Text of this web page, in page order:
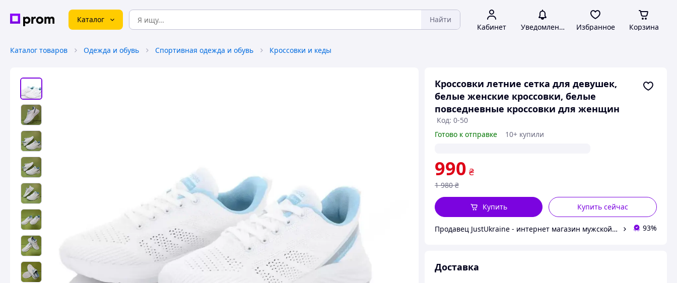
Каталог Найти
Кабинет Уведомления Избранное Корзина
Каталог товаров Одежда и обувь Спортивная одежда и обувь Кроссовки и кеды
Кроссовки летние сетка для девушек,
белые женские кроссовки, белые
повседневные кроссовки для женщин
Код: 0-50
Готово к отправке
10+ купили
990 ₴
1 980 ₴
Купить сейчас
Купить
Продавец JustUkraine - интернет магазин мужской и женской обуви 93%
Доставка